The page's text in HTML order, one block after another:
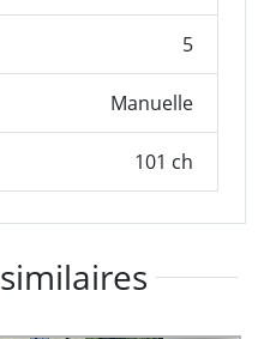
5
Manuelle
101 ch